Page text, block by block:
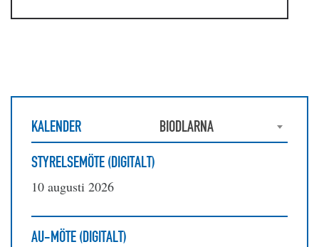
KALENDER
BIODLARNA
STYRELSEMÖTE (DIGITALT)
10 augusti 2026
AU-MÖTE (DIGITALT)